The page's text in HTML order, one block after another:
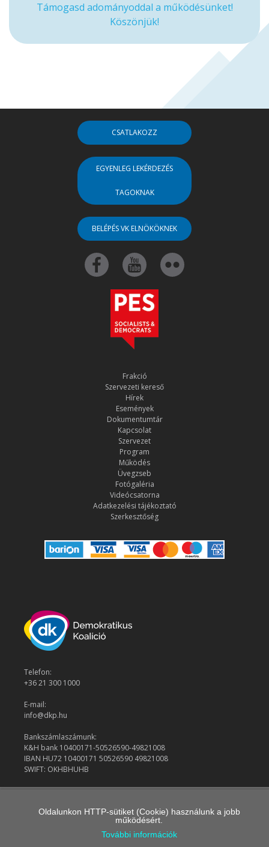
Támogasd adományoddal a működésünket!
Köszönjük!
CSATLAKOZZ
EGYENLEG LEKÉRDEZÉS
TAGOKNAK
BELÉPÉS VK ELNÖKÖKNEK
Frakció
Szervezeti kereső
Hírek
Események
Dokumentumtár
Kapcsolat
Szervezet
Program
Működés
Üvegzseb
Fotógaléria
Videócsatorna
Adatkezelési tájékoztató
Szerkesztőség
Telefon:
+36 21 300 1000
E-mail:
info@dkp.hu
Bankszámlaszámunk:
K&H bank 10400171-50526590-49821008
IBAN HU72 10400171 50526590 49821008
SWIFT: OKHBHUHB
Oldalunkon HTTP-sütiket (Cookie) használunk a jobb
működésért.
További információk